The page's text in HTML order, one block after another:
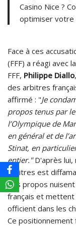
Casino Nice ?
optimiser votre
Face à ces
(FFF) a réagi avec
FFF, Philippe Diallo
des arbitres
affirmé : "Je
propos tenus par
l’Olympique de
en général et de
Stinat, en
entier."D'après lui,
arbitres est
tels propos nuisent
français et mettent
officient dans les
Ce positionnement